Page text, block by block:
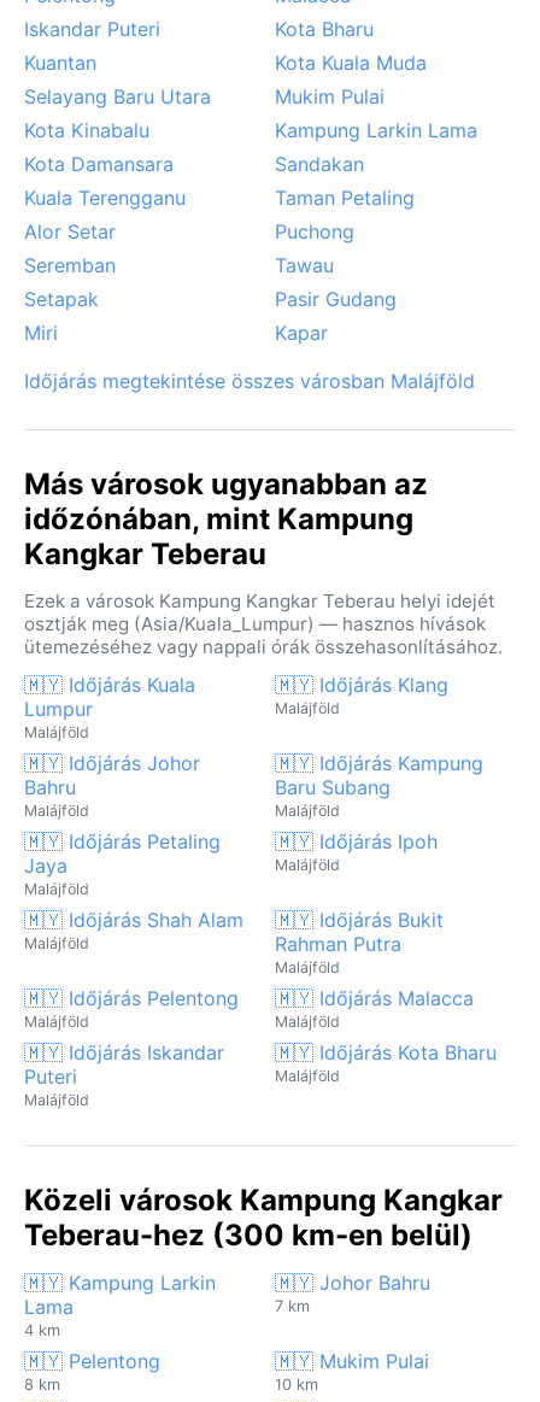
Iskandar Puteri
Kota Bharu
Kuantan
Kota Kuala Muda
Selayang Baru Utara
Mukim Pulai
Kota Kinabalu
Kampung Larkin Lama
Kota Damansara
Sandakan
Kuala Terengganu
Taman Petaling
Alor Setar
Puchong
Seremban
Tawau
Setapak
Pasir Gudang
Miri
Kapar
Időjárás megtekintése összes városban Malájföld
Más városok ugyanabban az
időzónában, mint Kampung
Kangkar Teberau
Ezek a városok Kampung Kangkar Teberau helyi idejét
osztják meg (Asia/Kuala_Lumpur) — hasznos hívások
ütemezéséhez vagy nappali órák összehasonlításához.
🇲🇾 Időjárás Kuala
Lumpur
Malájföld
🇲🇾 Időjárás Klang
Malájföld
🇲🇾 Időjárás Johor
Bahru
Malájföld
🇲🇾 Időjárás Kampung
Baru Subang
Malájföld
🇲🇾 Időjárás Petaling
Jaya
Malájföld
🇲🇾 Időjárás Ipoh
Malájföld
🇲🇾 Időjárás Shah Alam
Malájföld
🇲🇾 Időjárás Bukit
Rahman Putra
Malájföld
🇲🇾 Időjárás Pelentong
Malájföld
🇲🇾 Időjárás Malacca
Malájföld
🇲🇾 Időjárás Iskandar
Puteri
Malájföld
🇲🇾 Időjárás Kota Bharu
Malájföld
Közeli városok Kampung Kangkar
Teberau-hez (300 km-en belül)
🇲🇾 Kampung Larkin
Lama
4 km
🇲🇾 Johor Bahru
7 km
🇲🇾 Pelentong
8 km
🇲🇾 Mukim Pulai
10 km